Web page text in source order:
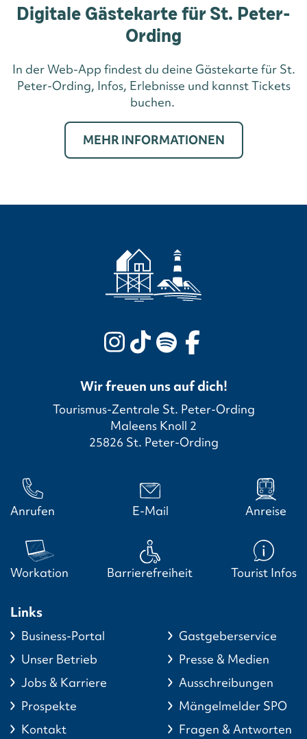
Digitale Gästekarte für St. Peter-
Ording
In der Web-App findest du deine Gästekarte für St.
Peter-Ording, Infos, Erlebnisse und kannst Tickets
buchen.
MEHR INFORMATIONEN
Wir freuen uns auf dich!
Tourismus-Zentrale St. Peter-Ording
Maleens Knoll 2
25826 St. Peter-Ording
Anrufen E-Mail Anreise
Workation Barrierefreiheit Tourist Infos
Links
Business-Portal
Gastgeberservice
Unser Betrieb
Presse & Medien
Jobs & Karriere
Ausschreibungen
Prospekte
Mängelmelder SPO
Kontakt
Fragen & Antworten